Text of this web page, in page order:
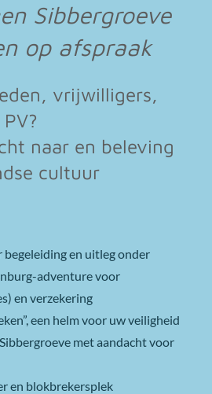
Sibbergroeve
op afspraak
vrijwilligers,
naar en beleving
cultuur
begeleiding en uitleg onder
adventure voor
en verzekering
een helm voor uw veiligheid
met aandacht voor
en blokbrekersplek